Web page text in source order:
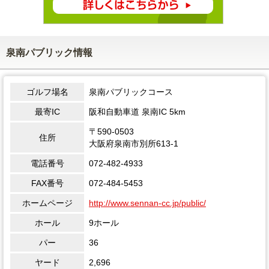
泉南パブリック情報
ゴルフ場名 泉南パブリックコース
最寄IC 阪和自動車道 泉南IC 5km
住所
〒590-0503
大阪府泉南市別所613-1
電話番号 072-482-4933
FAX番号 072-484-5453
ホームページ http://www.sennan-cc.jp/public/
ホール 9ホール
パー 36
ヤード 2,696